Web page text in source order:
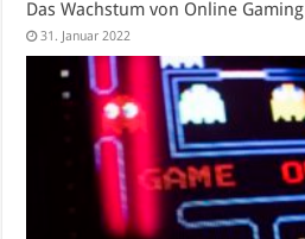
Das Wachstum von Online Gaming
31. Januar 2022